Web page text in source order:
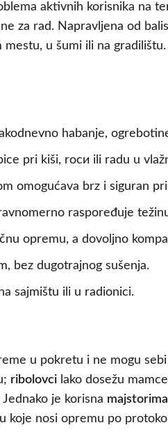
aktivnih korisnika na
za rad. Napravljena od
u šumi ili na
habanje,
pri kiši, roси ili radu u
omogućava brz i siguran
raspoređuje
opremu, a dovoljno
bez dugotrajnog sušenja.
sajmištu ili u radionici.
u pokretu i ne mogu
ribolovci lako dosežu
je korisna
nosi opremu po